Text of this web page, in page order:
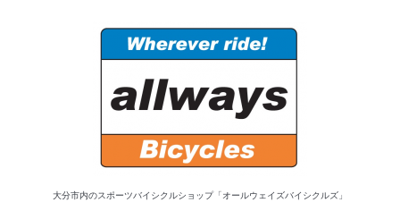
大分市内のスポーツバイシクルショップ「オールウェイズバイシクルズ」